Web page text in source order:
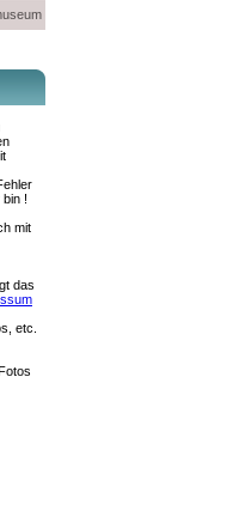
!
mit
das
etc.